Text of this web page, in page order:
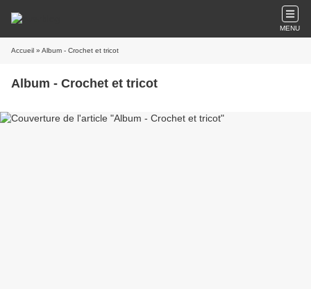
MENU
Accueil » Album - Crochet et tricot
Album - Crochet et tricot